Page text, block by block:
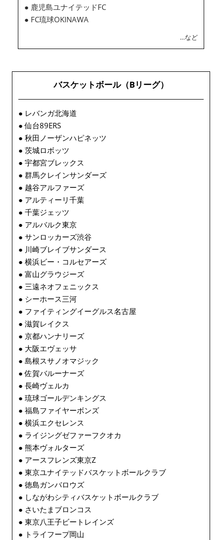
● 鹿児島ユナイテッドFC
● FC琉球OKINAWA
…など
バスケットボール（Bリーグ）
● レバンガ北海道
● 仙台89ERS
● 秋田ノーザンハピネッツ
● 茨城ロボッツ
● 宇都宮ブレックス
● 群馬クレインサンダーズ
● 越谷アルファーズ
● アルティーリ千葉
● 千葉ジェッツ
● アルバルク東京
● サンロッカーズ渋谷
● 川崎ブレイブサンダース
● 横浜ビー・コルセアーズ
● 富山グラウジーズ
● 三遠ネオフェニックス
● シーホース三河
● ファイティングイーグルス名古屋
● 滋賀レイクス
● 京都ハンナリーズ
● 大阪エヴェッサ
● 島根スサノオマジック
● 佐賀バルーナーズ
● 長崎ヴェルカ
● 琉球ゴールデンキングス
● 福島ファイヤーボンズ
● 横浜エクセレンス
● ライジングゼファーフクオカ
● 熊本ヴォルターズ
● アースフレンズ東京Z
● 東京ユナイテッドバスケットボールクラブ
● 徳島ガンバロウズ
● しながわシティバスケットボールクラブ
● さいたまブロンコス
● 東京八王子ビートレインズ
● トライフープ岡山